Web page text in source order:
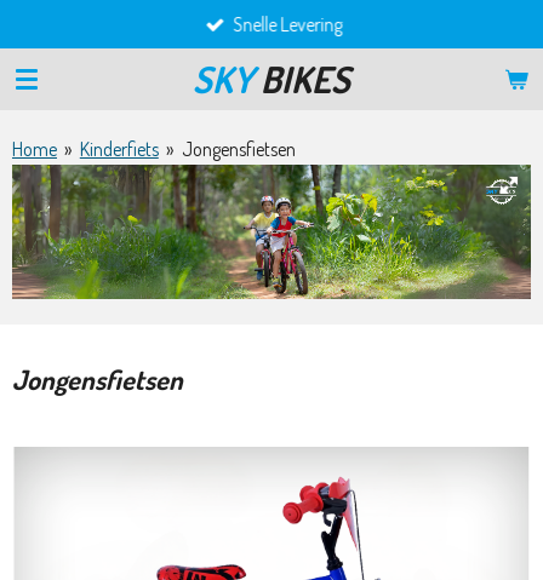
direct
naar
hoofdinhoud
SKY BIKES
Snelle Levering
Home » Kinderfiets » Jongensfietsen
Jongensfietsen